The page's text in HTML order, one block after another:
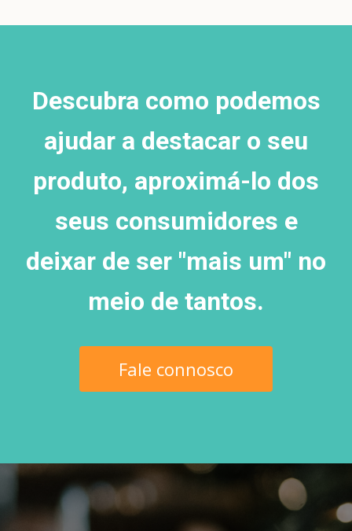
Descubra como podemos
ajudar a destacar o seu
produto, aproximá-lo dos
seus consumidores e
deixar de ser "mais um" no
meio de tantos.
Fale connosco